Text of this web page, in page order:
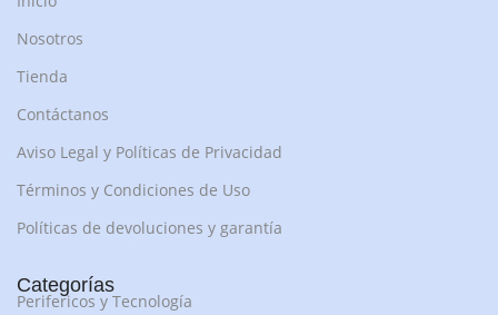
Nosotros
Tienda
Contáctanos
Aviso Legal y Políticas de Privacidad
Términos y Condiciones de Uso
Políticas de devoluciones y garantía
Categorías
Perifericos y Tecnología